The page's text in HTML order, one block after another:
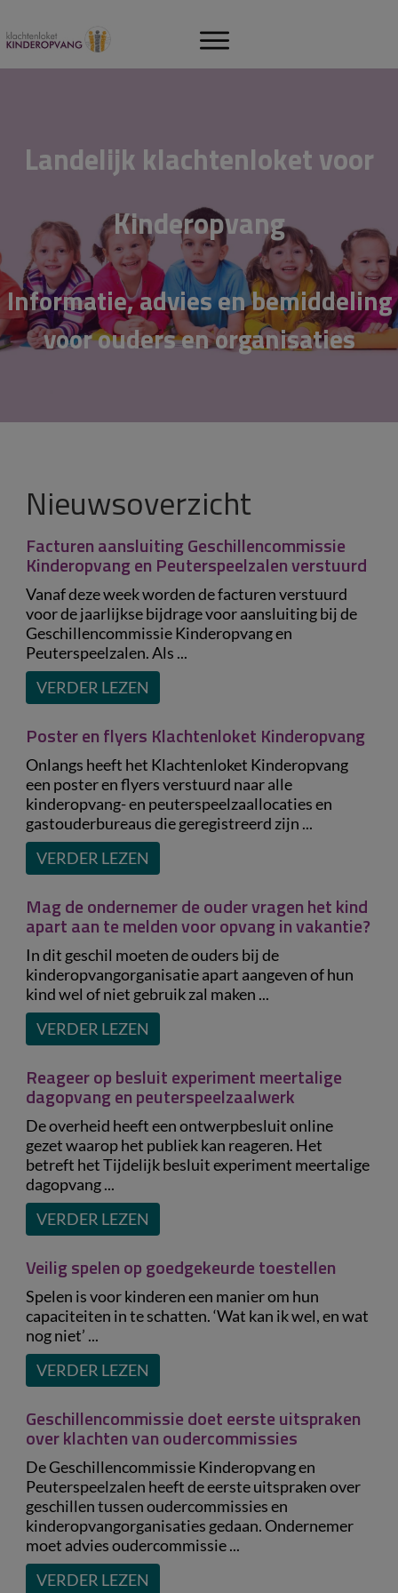
Landelijk klachtenloket voor
Kinderopvang
Informatie, advies en bemiddeling
voor ouders enorganisaties
Nieuwsoverzicht
Facturen aansluiting Geschillencommissie
Kinderopvang en Peuterspeelzalen verstuurd
Vanaf deze week worden de facturen verstuurd
voor de jaarlijkse bijdrage voor aansluiting bij de
Geschillencommissie Kinderopvang en
Peuterspeelzalen. Als ...
VERDER LEZEN
Poster en flyers Klachtenloket Kinderopvang
Onlangs heeft het Klachtenloket Kinderopvang
een poster en flyers verstuurd naar alle
kinderopvang- en peuterspeelzaallocaties en
gastouderbureaus die geregistreerd zijn ...
VERDER LEZEN
Mag de ondernemer de ouder vragen het kind
apart aan te melden voor opvang in vakantie?
In dit geschil moeten de ouders bij de
kinderopvangorganisatie apart aangeven of hun
kind wel of niet gebruik zal maken ...
VERDER LEZEN
Reageer op besluit experiment meertalige
dagopvang en peuterspeelzaalwerk
De overheid heeft een ontwerpbesluit online
gezet waarop het publiek kan reageren. Het
betreft het Tijdelijk besluit experiment meertalige
dagopvang ...
VERDER LEZEN
Veilig spelen op goedgekeurde toestellen
Spelen is voor kinderen een manier om hun
capaciteiten in te schatten. ‘Wat kan ik wel, en wat
nog niet’ ...
VERDER LEZEN
Geschillencommissie doet eerste uitspraken
over klachten van oudercommissies
De Geschillencommissie Kinderopvang en
Peuterspeelzalen heeft de eerste uitspraken over
geschillen tussen oudercommissies en
kinderopvangorganisaties gedaan. Ondernemer
moet advies oudercommissie ...
VERDER LEZEN